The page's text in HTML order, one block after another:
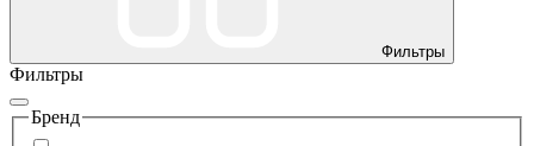
Фильтры
Фильтры
Бренд